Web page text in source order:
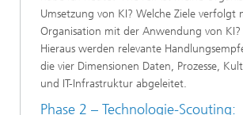
Umsetzung von KI? Welche Ziele verfolgt
Organisation mit der Anwendung von KI?​
Hieraus werden relevante
die vier Dimensionen Daten, Prozesse,
und IT-Infrastruktur​ abgeleitet.
Phase 2 – Technologie-Scouting: